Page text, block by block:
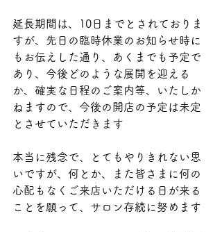
延長期間は、10日までとされておりま
すが、先日の臨時休業のお知らせ時に
もお伝えした通り、あくまでも予定で
あり、今後どのような展開を迎える
か、確実な日程のご案内等、いたしか
ねますので、今後の開店の予定は未定
とさせていただきます
本当に残念で、とてもやりきれない思
いですが、何とか、また皆さまに何の
心配もなくご来店いただける日が来る
ことを願って、サロン存続に努めます